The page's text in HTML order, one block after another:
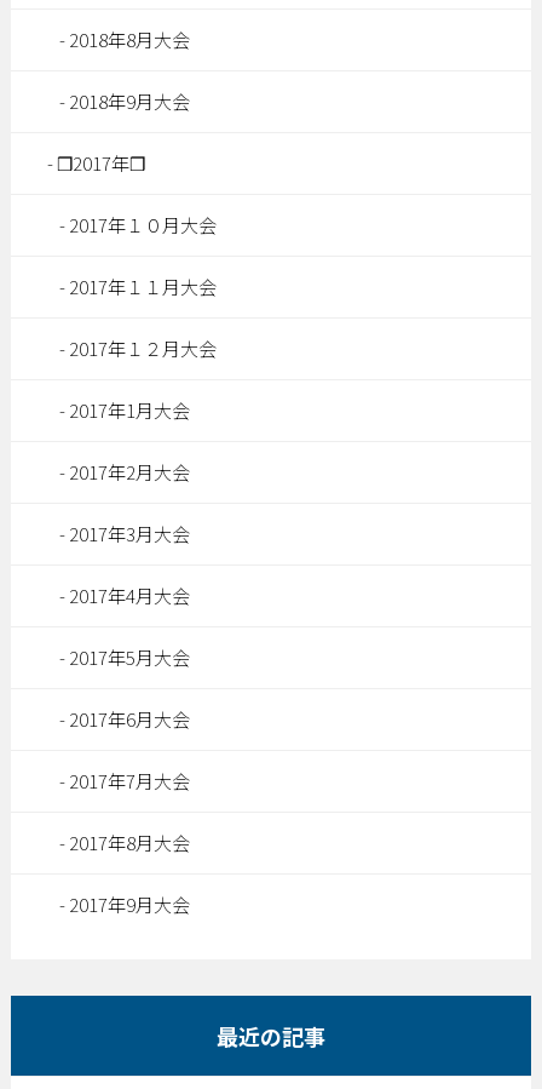
2018年8月大会
2018年9月大会
❒2017年❒
2017年１０月大会
2017年１１月大会
2017年１２月大会
2017年1月大会
2017年2月大会
2017年3月大会
2017年4月大会
2017年5月大会
2017年6月大会
2017年7月大会
2017年8月大会
2017年9月大会
最近の記事